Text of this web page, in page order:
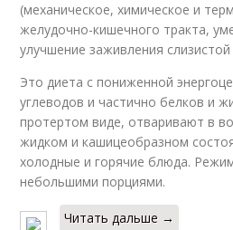
(механическое, химическое и
желудочно-кишечного тракта,
улучшение заживления
Это диета с пониженной
углеводов и частично белков и
протертом виде, отваривают в
жидком и кашицеобразном
холодные и горячие блюда.
небольшими порциями.
Читать дальше →